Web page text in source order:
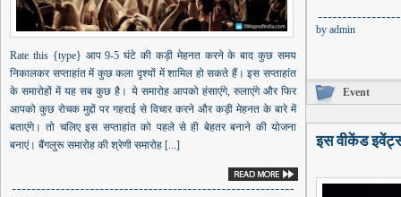
Rate this {type} आप 9-5 घंटे की कड़ी मेहनत करने के बाद कुछ समय
निकालकर सप्ताहांत में कुछ कला दृश्यों में शामिल हो सकते हैं। इस सप्ताहांत
के समारोहों में यह सब कुछ है। ये समारोह आपको हंसाएंगे, रुलाएंगे और फिर
आपको कुछ रोचक मुद्दों पर गहराई से विचार करने और कड़ी मेहनत के बारे में
बताएंगे। तो चलिए इस सप्ताहांत को पहले से ही बेहतर बनाने की योजना
बनाएं। बैंगलुरू समारोह की श्रेणी समारोह [...]
by admin
Event
इस वीकेंड